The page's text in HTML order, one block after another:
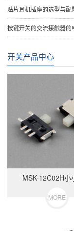
贴片耳机插座的选型与配
按键开关的交流接触器的
开关产品中心
MSK-12C02H小
MORE